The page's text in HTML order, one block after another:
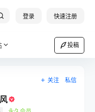
登录 快速注册
投稿
关注 私信